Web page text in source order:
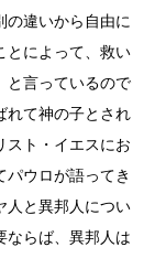
の違いから自由に
とによって、救い
と言っているので
れて神の子とされ
スト・イエスにお
パウロが語ってき
人と異邦人につい
ならば、異邦人は